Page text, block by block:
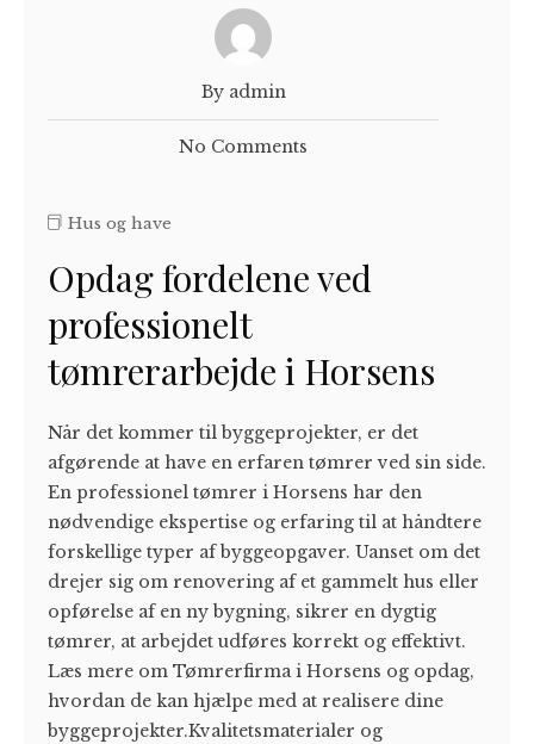
By admin
No Comments
Hus og have
Opdag fordelene ved
professionelt
tømrerarbejde i Horsens
Når det kommer til byggeprojekter, er det
afgørende at have en erfaren tømrer ved sin side.
En professionel tømrer i Horsens har den
nødvendige ekspertise og erfaring til at håndtere
forskellige typer af byggeopgaver. Uanset om det
drejer sig om renovering af et gammelt hus eller
opførelse af en ny bygning, sikrer en dygtig
tømrer, at arbejdet udføres korrekt og effektivt.
Læs mere om Tømrerfirma i Horsens og opdag,
hvordan de kan hjælpe med at realisere dine
byggeprojekter.Kvalitetsmaterialer og